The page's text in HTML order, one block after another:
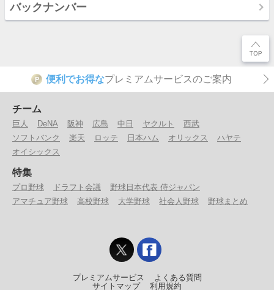
バックナンバー
P 便利でお得なプレミアムサービスのご案内
チーム
巨人 DeNA 阪神 広島 中日 ヤクルト
西武
ソフトバンク
楽天 ロッテ 日本ハム オリックス
ハヤテ
オイシックス
特集
プロ野球 ドラフト会議
野球日本代表 侍ジャパン
アマチュア野球
高校野球 大学野球 社会人野球 野球まとめ
プレミアムサービス
よくある質問
サイトマップ
利用規約